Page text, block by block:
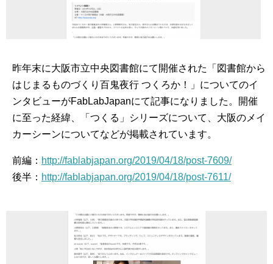
昨年末に大阪市立中央図書館にて開催された「図書館から
はじまるものづくり百鬼夜行 つくろか！」についてのイ
ンタビューがFabLabJapanにて記事になりました。開催
に至った経緯、「つくる」シリーズについて、大阪のメイ
カーシーンについてなどが掲載されています。
前編： http://fablabjapan.org/2019/04/18/post-7609/
後半： http://fablabjapan.org/2019/04/18/post-7611/